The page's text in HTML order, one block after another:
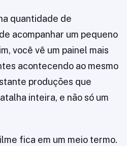
quantidade de
acompanhar um pequeno
você vê um painel mais
acontecendo ao mesmo
produções que
inteira, e não só um
fica em um meio termo.